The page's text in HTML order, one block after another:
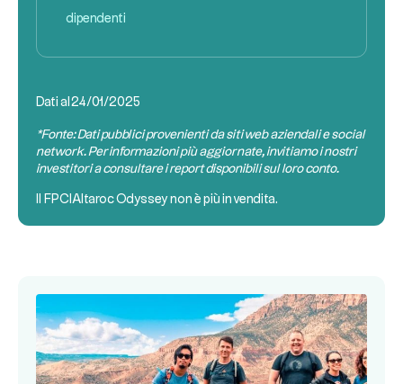
dipendenti
Dati al 24/01/2025
*Fonte: Dati pubblici provenienti da siti web aziendali e social
network. Per informazioni più aggiornate, invitiamo i nostri
investitori a consultare i report disponibili sul loro conto.
FPCI Altaroc Odyssey non è più in vendita.